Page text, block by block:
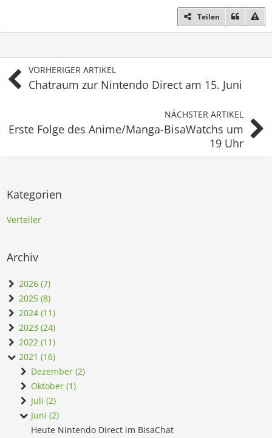
Teilen
VORHERIGER ARTIKEL
Chatraum zur Nintendo Direct am 15. Juni
NÄCHSTER ARTIKEL
Erste Folge des Anime/Manga-BisaWatchs um
19 Uhr
Kategorien
Verteiler
Archiv
2026 (7)
2025 (8)
2024 (11)
2023 (24)
2022 (11)
2021 (16)
Dezember (2)
Oktober (1)
Juli (2)
Juni (2)
Heute Nintendo Direct im BisaChat